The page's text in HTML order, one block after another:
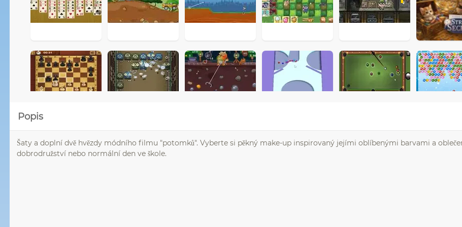
Popis
Šaty a doplní dvě hvězdy módního filmu "potomků". Vyberte si pěkný make-up inspirovaný jejími oblíbenými barvami a
dobrodružství nebo normální den ve škole.